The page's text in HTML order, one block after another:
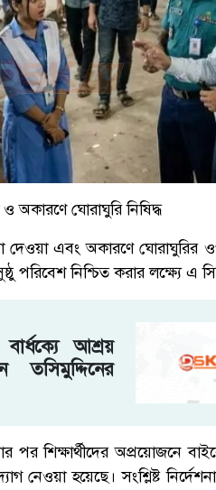
অকারণে ঘোরাঘুরি নিষিদ্ধ
দেওয়া এবং অকারণে ঘোরাঘুরির
পরিবেশ নিশ্চিত করার লক্ষ্যে এ
আশ্রয়
তসিমুদ্দিনের
পর শিক্ষার্থীদের অপ্রয়োজনে
হয়েছে। সংশ্লিষ্ট